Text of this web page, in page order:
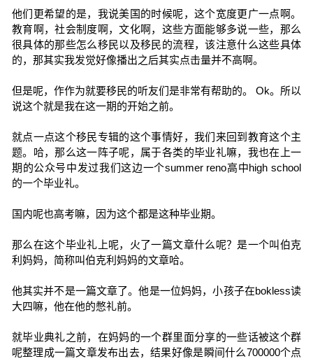
他们更希望的是，我说美国的时候呢，这个宽度更广一点啊。
教育啊，社会制度啊，文化啊，这些方面能够多说一些，那么
很具体的那些怎么移民以及移民的流程，该注意什么这些具体
的，那其实我发觉好像播出之后其实点击量并不高啊。
但是呢，作作为就要移民的听友们是非常有帮助的。 Ok。所以
说这个就是我在这一期的开始之前。
就点一点这个移民专辑的这个事情好，我们来回到教育这个主
题。哈，那么这一阵子呢，属于各类的毕业礼嘛，我也在上一
期的公众号中发过我们这边一个summer reno高中high school
的一个毕业礼。
国内呢也高考嘛，因为这个都是这种毕业期。
那么在这个毕业礼上呢，火了一篇文章什么呢？是一个叫伯克
利妈妈，简称叫伯克利妈妈的文章哈。
他其实并不是一篇文章了。他是一位妈妈，小孩子在bokless读
大四嘛，他在他的憋礼前。
就毕业典礼之前，在妈妈的一个群里面分享的一些话被这个群
呢整理成一篇文章发布出去，结果好像是瞬间什么700000个点